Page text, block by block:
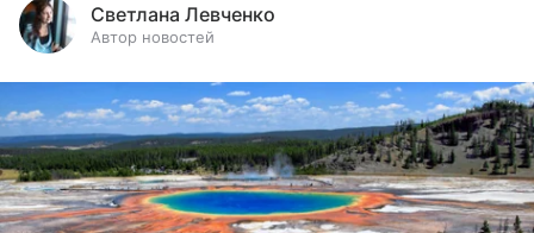
Светлана Левченко
Автор новостей